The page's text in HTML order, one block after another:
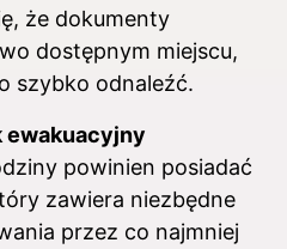
że dokumenty
dostępnym miejscu,
szybko odnaleźć.
ewakuacyjny
powinien posiadać
zawiera niezbędne
przez co najmniej